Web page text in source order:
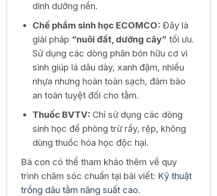
dinh dưỡng nền.
Chế phẩm sinh học ECOMCO: Đây là
giải pháp “nuôi đất, dưỡng cây” tối ưu.
Sử dụng các dòng phân bón hữu cơ vi
sinh giúp lá dâu dày, xanh đậm, nhiều
nhựa nhưng hoàn toàn sạch, đảm bảo
an toàn tuyệt đối cho tằm.
Thuốc BVTV: Chỉ sử dụng các dòng
sinh học để phòng trừ rầy, rệp, không
dùng thuốc hóa học độc hại.
Bà con có thể tham khảo thêm về quy
trình chăm sóc chuẩn tại bài viết: Kỹ thuật
trồng dâu tằm năng suất cao.